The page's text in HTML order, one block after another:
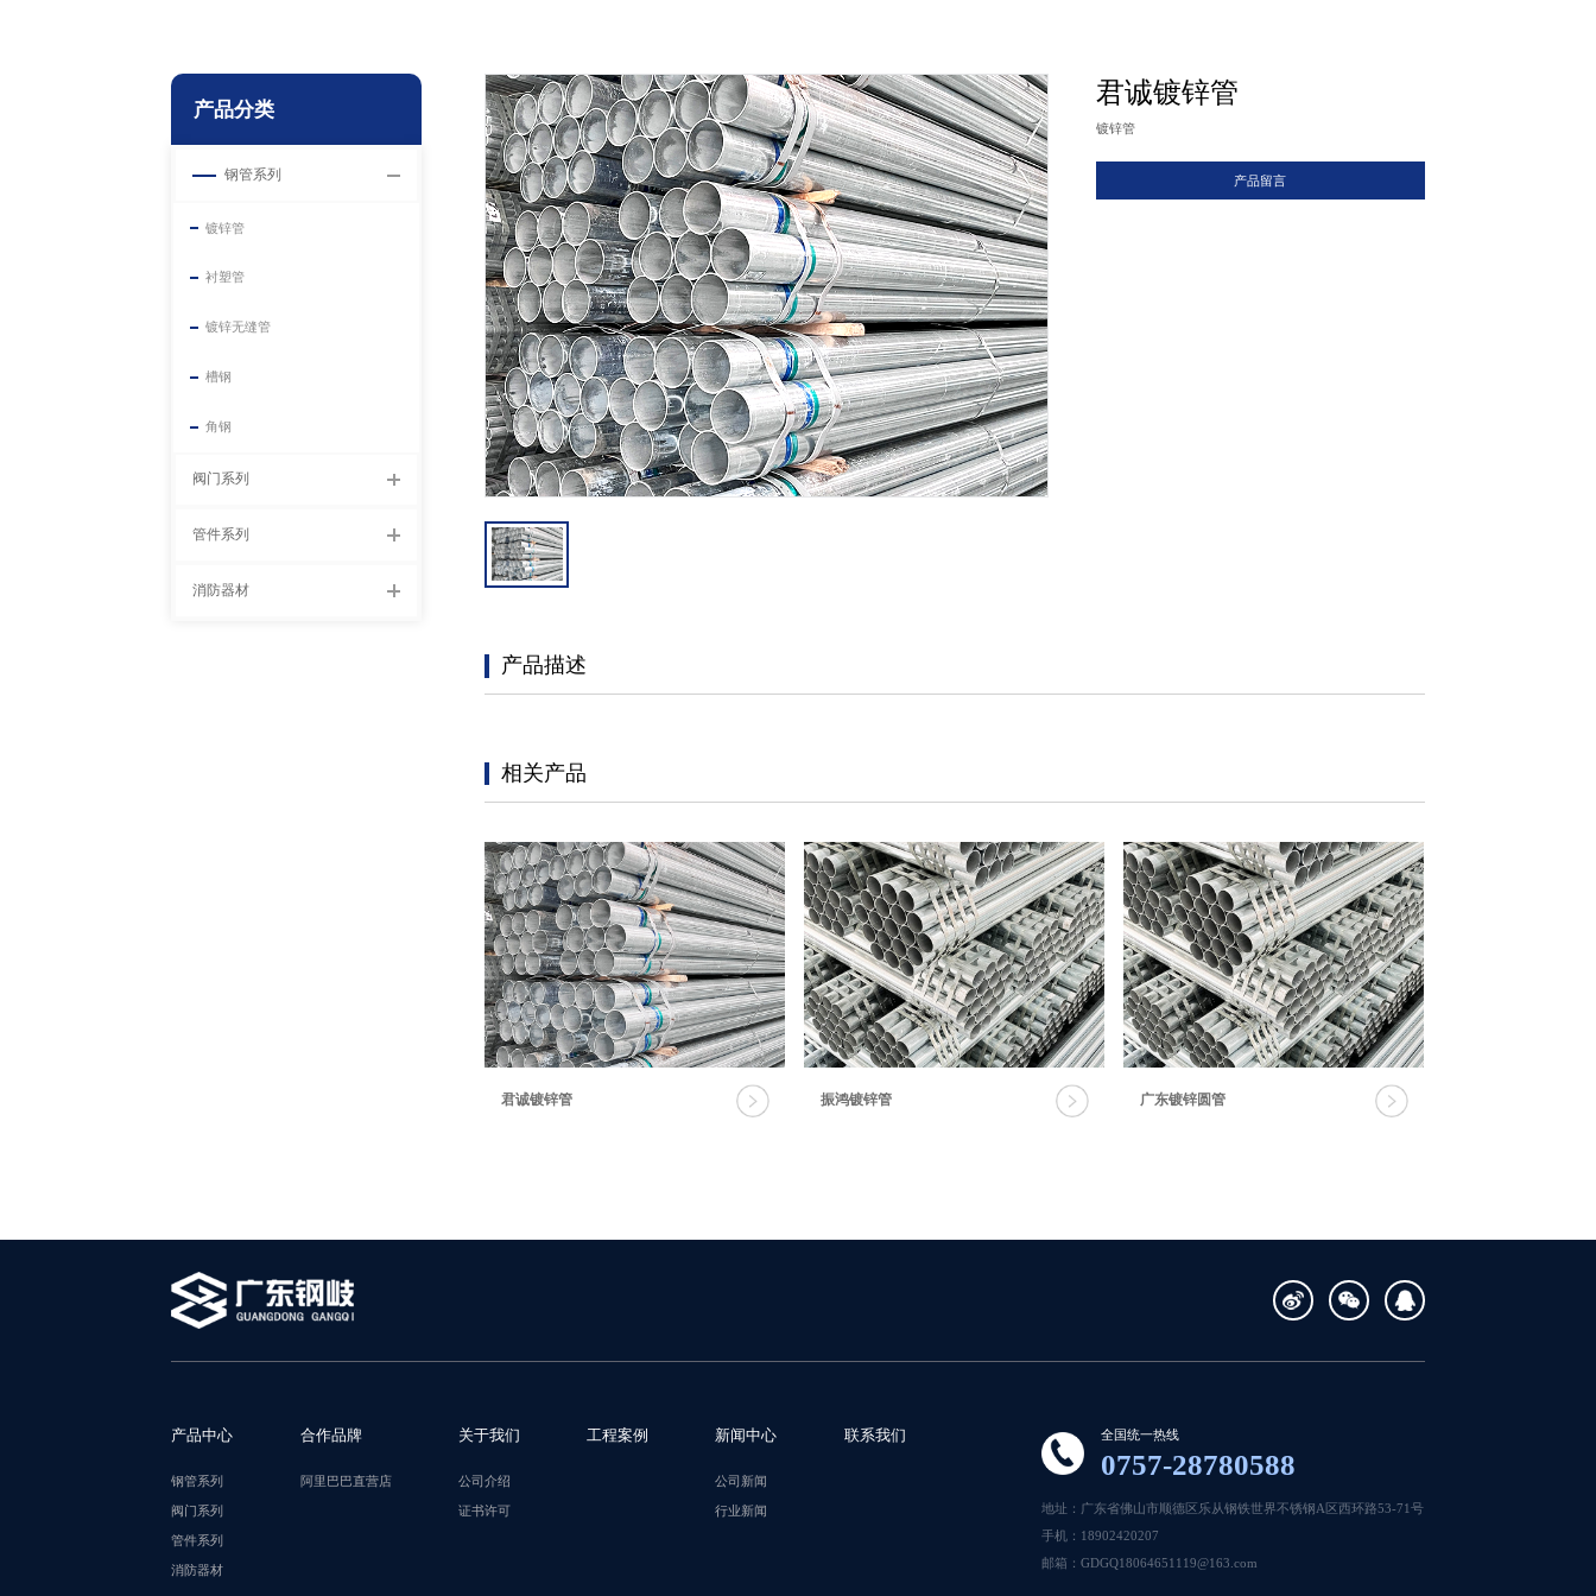
产品分类
钢管系列
镀锌管
衬塑管
镀锌无缝管
槽钢
角钢
阀门系列
管件系列
消防器材
君诚镀锌管
镀锌管
产品留言
产品描述
相关产品
君诚镀锌管 振鸿镀锌管 广东镀锌圆管
产品中心
钢管系列
阀门系列
管件系列
消防器材
合作品牌
阿里巴巴直营店
关于我们
公司介绍
证书许可
工程案例 新闻中心
公司新闻
行业新闻
联系我们 全国统一热线
0757-28780588
地址：广东省佛山市顺德区乐从钢铁世界不锈钢A区西环路53-71号
手机：18902420207
邮箱：GDGQ18064651119@163.com